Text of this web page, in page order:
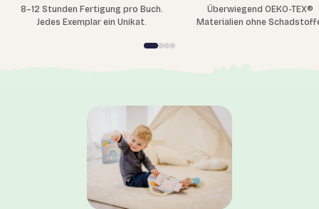
8–12 Stunden Fertigung pro Buch.
Jedes Exemplar ein Unikat.
Überwiegend OEKO-TEX®
Materialien ohne